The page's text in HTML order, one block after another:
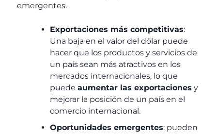
emergentes.
Exportaciones más competitivas:
Una baja en el valor del dólar puede
hacer que los productos y servicios de
un país sean más atractivos en los
mercados internacionales, lo que
puede aumentar las exportaciones y
mejorar la posición de un país en el
comercio internacional.
Oportunidades emergentes: pueden